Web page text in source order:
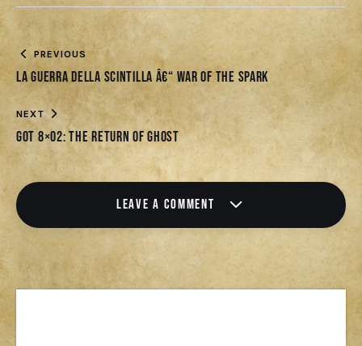
PREVIOUS
La Guerra della Scintilla â€“ War of the Spark
NEXT
Got 8×02: The Return of Ghost
LEAVE A COMMENT